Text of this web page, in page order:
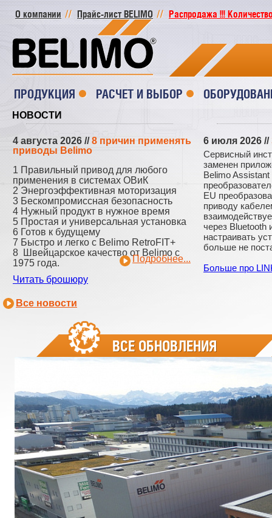
О компании Прайс-лист BELIMO Распродажа !!!
ПРОДУКЦИЯ РАСЧЕТ И ВЫБОР
НОВОСТИ
4 августа 2026 //8 причин применять
приводы Belimo
1 Правильный привод для любого
применения в системах ОВиК
2 Энергоэффективная моторизация
3 Бескомпромиссная безопасность
4 Нужный продукт в нужное время
5 Простая и универсальная установка
6 Готов к будущему
7 Быстро и легко с Belimo RetroFIT+
8 Швейцарское качество от Belimo с
1975 года.
Читать брошюру
Подробнее...
6 июля 2026 //
Сервисный
заменен
Belimo Assistant
EU
приводу
через Bluetooth
настраивать
больше не
Больше про
Все новости
ВСЕ ОБНОВЛЕНИЯ